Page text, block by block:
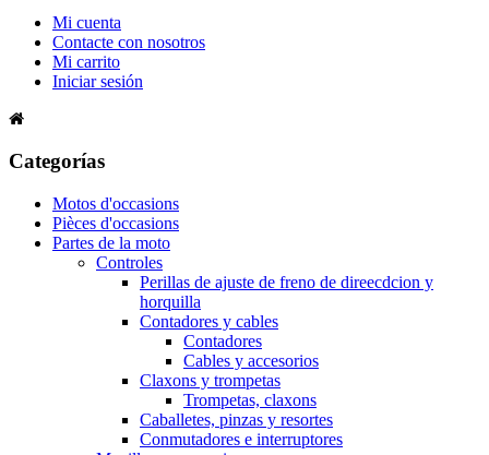
Mi cuenta
Contacte con nosotros
Mi carrito
Iniciar sesión
Categorías
Motos d'occasions
Pièces d'occasions
Partes de la moto
Controles
Perillas de ajuste de freno de direecdcion y
horquilla
Contadores y cables
Contadores
Cables y accesorios
Claxons y trompetas
Trompetas, claxons
Caballetes, pinzas y resortes
Conmutadores e interruptores